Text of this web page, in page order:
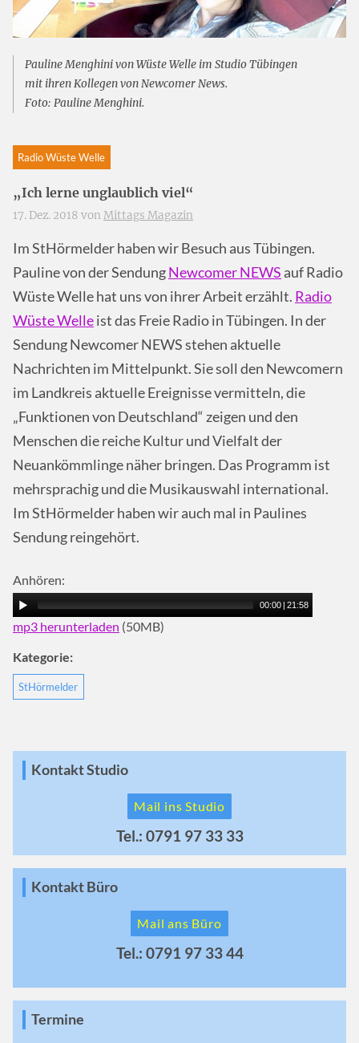
Pauline Menghini von Wüste Welle im Studio Tübingen
mit ihren Kollegen von Newcomer News.
Foto: Pauline Menghini.
Radio Wüste Welle
„Ich lerne unglaublich viel“
17. Dez. 2018 von Mittags Magazin
Im StHörmelder haben wir Besuch aus Tübingen.
Pauline von der SendungNewcomer NEWS auf Radio
Wüste Welle hat uns von ihrer Arbeit erzählt. Radio
Wüste Welleist das Freie Radio in Tübingen. In der
Sendung Newcomer NEWS stehen aktuelle
Nachrichten im Mittelpunkt. Sie soll den Newcomern
im Landkreis aktuelle Ereignisse vermitteln, die
„Funktionen von Deutschland“ zeigen und den
Menschen die reiche Kultur und Vielfalt der
Neuankömmlinge näher bringen. Das Programm ist
mehrsprachig und die Musikauswahl international.
Im StHörmelder haben wir auch mal in Paulines
Sendung reingehört.
Anhören:
00:00 | 21:58
mp3 herunterladen (50MB)
Kategorie:
StHörmelder
Kontakt Studio
Mail ins Studio
Tel.: 0791 97 33 33
Kontakt Büro
Mail ans Büro
Tel.: 0791 97 33 44
Termine